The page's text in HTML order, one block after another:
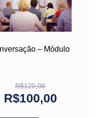
– Módulo
R$120,00
R$100,00